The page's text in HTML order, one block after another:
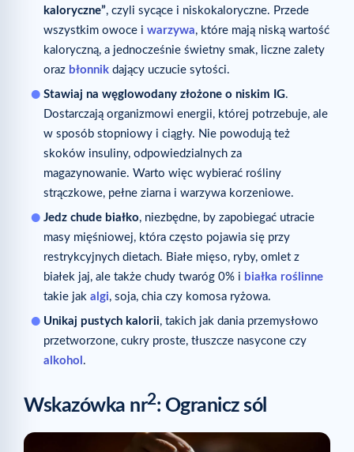
kaloryczne”, czyli sycące i niskokaloryczne. Przede
wszystkim owoce i warzywa, które mają niską wartość
kaloryczną, a jednocześnie świetny smak, liczne zalety
oraz błonnik dający uczucie sytości.
Stawiaj na węglowodany złożone o niskim IG.
Dostarczają organizmowi energii, której potrzebuje, ale
w sposób stopniowy i ciągły. Nie powodują też
skoków insuliny, odpowiedzialnych za
magazynowanie. Warto więc wybierać rośliny
strączkowe, pełne ziarna i warzywa korzeniowe.
Jedz chude białko, niezbędne, by zapobiegać utracie
masy mięśniowej, która często pojawia się przy
restrykcyjnych dietach. Białe mięso, ryby, omlet z
białek jaj, ale także chudy twaróg 0% i białka roślinne
takie jak algi, soja, chia czy komosa ryżowa.
Unikaj pustych kalorii, takich jak dania przemysłowo
przetworzone, cukry proste, tłuszcze nasycone czy
alkohol .
Wskazówka nr2: Ogranicz sól